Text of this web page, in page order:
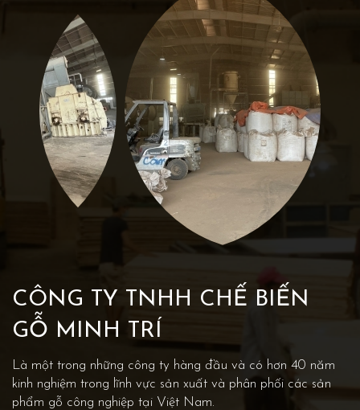
CÔNG TY TNHH CHẾ BIẾN
GỖ MINH TRÍ
Là một trong những công ty hàng đầu và có hơn 40 năm
kinh nghiệm trong lĩnh vực sản xuất và phân phối các sản
phẩm gỗ công nghiệp tại Việt Nam.